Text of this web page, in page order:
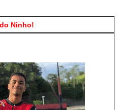
Ninho!